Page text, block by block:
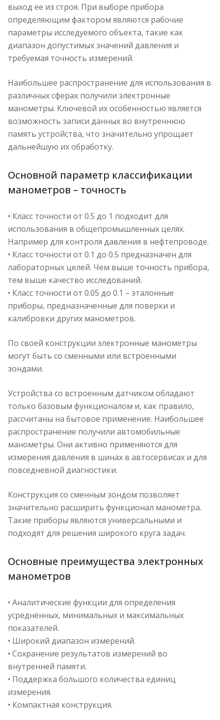
выход ее из строя. При выборе прибора
определяющим фактором являются рабочие
параметры исследуемого объекта, такие как
диапазон допустимых значений давления и
требуемая точность измерений.
Наибольшее распространение для использования в
различных сферах получили электронные
манометры. Ключевой их особенностью является
возможность записи данных во внутреннюю
память устройства, что значительно упрощает
дальнейшую их обработку.
Основной параметр классификации
манометров – точность
• Класс точности от 0.5 до 1 подходит для
использования в общепромышленных целях.
Например для контроля давления в нефтепроводе.
• Класс точности от 0.1 до 0.5 предназначен для
лабораторных целей. Чем выше точность прибора,
тем выше качество исследований.
• Класс точности от 0.05 до 0.1 – эталонные
приборы, предназначенные для поверки и
калибровки других манометров.
По своей конструкции электронные манометры
могут быть со сменными или встроенными
зондами.
Устройства со встроенным датчиком обладают
только базовым функционалом и, как правило,
рассчитаны на бытовое применение. Наибольшее
распространение получили автомобильные
манометры. Они активно применяются для
измерения давления в шинах в автосервисах и для
повседневной диагностики.
Конструкция со сменным зондом позволяет
значительно расширить функционал манометра.
Такие приборы являются универсальными и
подходят для решения широкого круга задач.
Основные преимущества электронных
манометров
• Аналитические функции для определения
усреднённых, минимальных и максимальных
показателей.
• Широкий диапазон измерений.
• Сохранение результатов измерений во
внутренней памяти.
• Поддержка большого количества единиц
измерения.
• Компактная конструкция.